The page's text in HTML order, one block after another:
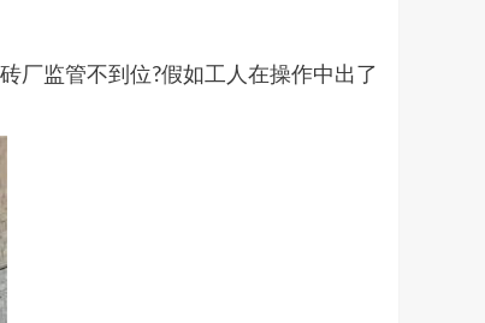
监管不到位?假如工人在操作中出了